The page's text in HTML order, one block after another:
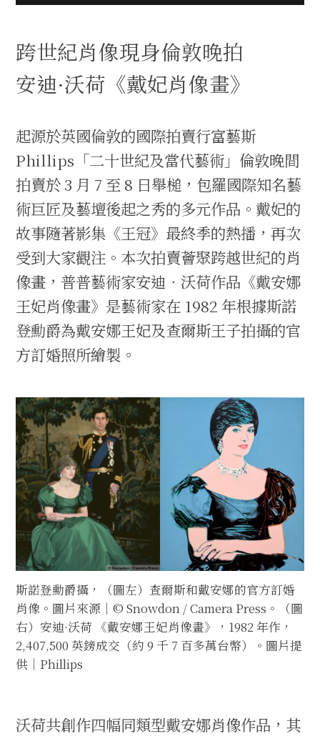
跨世紀肖像現身倫敦晚拍
安迪·沃荷《戴妃肖像畫》
起源於英國倫敦的國際拍賣行富藝斯
Phillips「二十世紀及當代藝術」倫敦晚間
拍賣於 3 月 7 至 8 日舉槌，包羅國際知名藝
術巨匠及藝壇後起之秀的多元作品。戴妃的
故事隨著影集《王冠》最終季的熱播，再次
受到大家觀注。本次拍賣薈聚跨越世紀的肖
像畫，普普藝術家安迪．沃荷作品《戴安娜
王妃肖像畫》是藝術家在 1982 年根據斯諾
登勳爵為戴安娜王妃及查爾斯王子拍攝的官
方訂婚照所繪製。
斯諾登勳爵攝，（圖左）查爾斯和戴安娜的官方訂婚
肖像。圖片來源｜© Snowdon / Camera Press。（圖
右）安迪·沃荷 《戴安娜王妃肖像畫》，1982 年作，
2,407,500 英鎊成交（約 9 千 7 百多萬台幣）。圖片提
供｜Phillips
沃荷共創作四幅同類型戴安娜肖像作品，其